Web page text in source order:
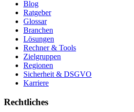
Blog
Ratgeber
Glossar
Branchen
Lösungen
Rechner & Tools
Zielgruppen
Regionen
Sicherheit & DSGVO
Karriere
Rechtliches